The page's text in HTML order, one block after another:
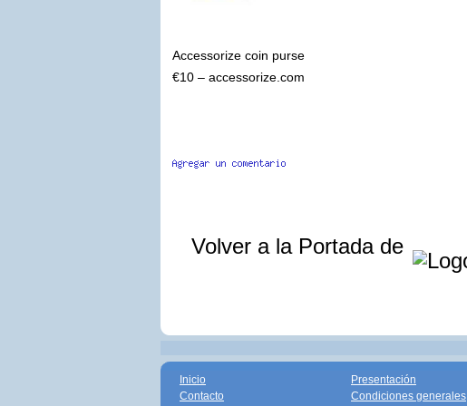
Accessorize coin purse
€10 – accessorize.com
Volver a la Portada de
Inicio
Contacto
Presentación
Condiciones generales